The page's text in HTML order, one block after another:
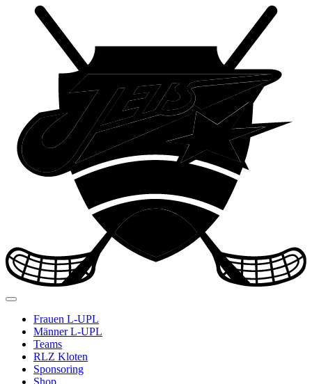
Frauen L-UPL
Männer L-UPL
Teams
RLZ Kloten
Sponsoring
Shop